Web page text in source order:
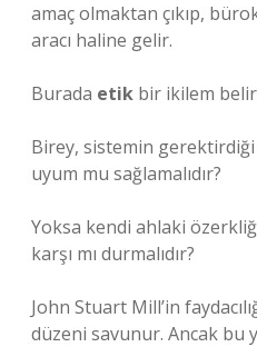
amaç olmaktan çıkıp,
aracı haline gelir.
Burada etik bir ikilem
Birey, sistemin
uyum mu sağlamalıdır?
Yoksa kendi ahlaki
karşı mı durmalıdır?
John Stuart Mill’in
düzeni savunur. Ancak bu